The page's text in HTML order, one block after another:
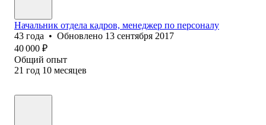
Начальник отдела кадров, менеджер по персоналу
43 года • Обновлено 13 сентября 2017
40 000 ₽
Общий опыт
21 год 10 месяцев